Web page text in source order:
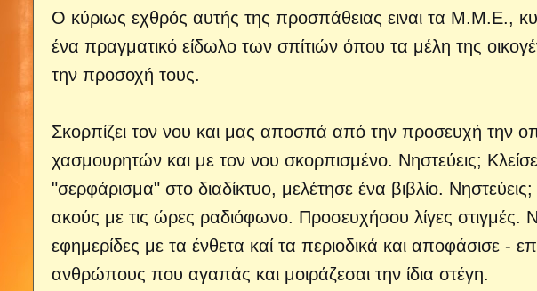
Ο κύριως εχθρός αυτής της προσπάθειας ειναι τα Μ.Μ.Ε.,
ένα πραγματικό είδωλο των σπίτιών όπου τα μέλη της
την προσοχή τους.
Σκορπίζει τον νου και μας αποσπά από την προσευχή την
χασμουρητών και με τον νου σκορπισμένο. Νηστεύεις;
"σερφάρισμα" στο διαδίκτυο, μελέτησε ένα βιβλίο.
ακούς με τις ώρες ραδιόφωνο. Προσευχήσου λίγες στιγμές.
εφημερίδες με τα ένθετα καί τα περιοδικά και αποφάσισε -
ανθρώπους που αγαπάς και μοιράζεσαι την ίδια στέγη.